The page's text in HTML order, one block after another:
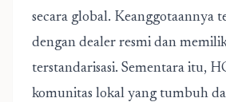
secara global. Keanggotaannya
dengan dealer resmi dan
terstandarisasi. Sementara itu,
komunitas lokal yang tumbuh